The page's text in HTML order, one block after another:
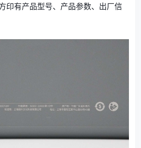
印有产品型号、产品参数、出厂信